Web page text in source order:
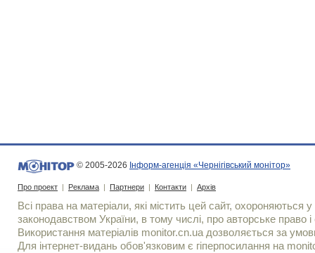
© 2005-2026 Інформ-агенція «Чернігівський монітор»
Про проект | Реклама | Партнери | Контакти | Архів
Всі права на матеріали, які містить цей сайт, охороняються у
законодавством України, в тому числі, про авторське право і
Використання матерiалiв monitor.cn.ua дозволяється за
Для iнтернет-видань обов'язковим є гiперпосилання на